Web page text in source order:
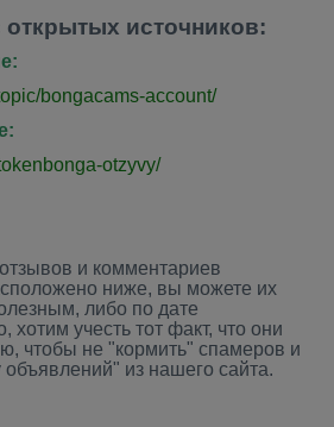
источников:
bongacams-account/
otzyvy/
и комментариев
ниже, вы можете их
либо по дате
хотим учесть тот факт, что они
чтобы не "кормить" спамеров и
объявлений" из нашего сайта.